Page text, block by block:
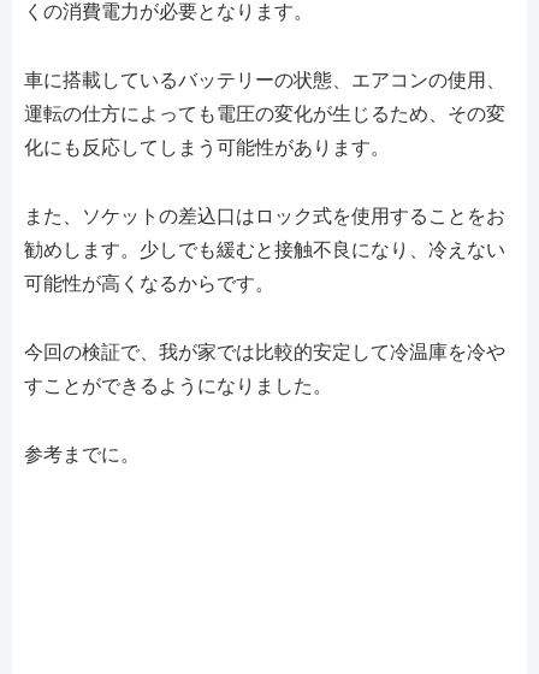
くの消費電力が必要となります。
車に搭載しているバッテリーの状態、エアコンの使用、
運転の仕方によっても電圧の変化が生じるため、その変
化にも反応してしまう可能性があります。
また、ソケットの差込口はロック式を使用することをお
勧めします。少しでも緩むと接触不良になり、冷えない
可能性が高くなるからです。
今回の検証で、我が家では比較的安定して冷温庫を冷や
すことができるようになりました。
参考までに。